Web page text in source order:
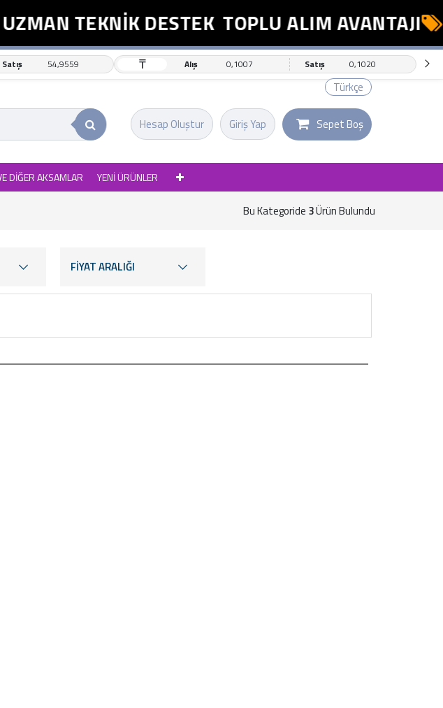
TEKNİK DESTEK TOPLU ALIM AVANTAJI
Satış 54,9559 ₸ Alış 0,1007 Satış 0,1020
Türkçe
Giriş Yap
Hesap Oluştur Sepet Boş
DİĞER AKSAMLAR YENİ ÜRÜNLER
Bu Kategoride 3Ürün Bulundu
FİYAT ARALIĞI